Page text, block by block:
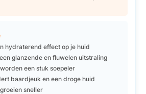
hydraterend effect op je huid
glanzende en fluwelen uitstraling
een stuk soepeler
baardjeuk en een droge huid
sneller